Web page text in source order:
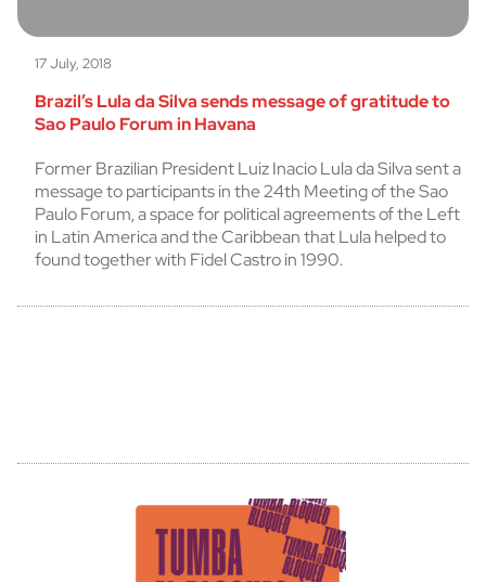
17 July, 2018
Brazil’s Lula da Silva sends message of gratitude to
Sao Paulo Forum in Havana
Former Brazilian President Luiz Inacio Lula da Silva sent a
message to participants in the 24th Meeting of the Sao
Paulo Forum, a space for political agreements of the Left
in Latin America and the Caribbean that Lula helped to
found together with Fidel Castro in 1990.